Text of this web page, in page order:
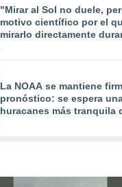
"Mirar al Sol no duele,
motivo científico por el
mirarlo directamente
La NOAA se mantiene
pronóstico: se espera
huracanes más tranquila